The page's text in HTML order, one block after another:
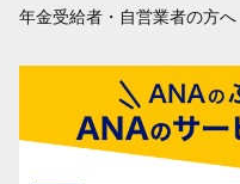
年金受給者・自営業者の方へ